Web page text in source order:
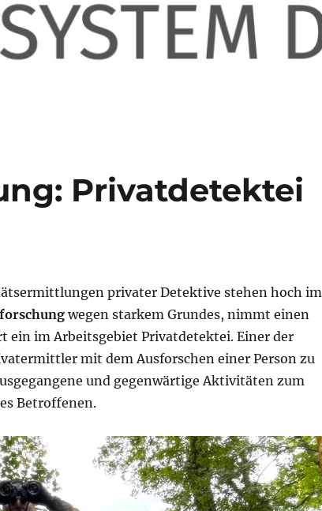
Privatdetektei
privater Detektive stehen hoch im
wegen starkem Grundes, nimmt einen
ein im Arbeitsgebiet Privatdetektei. Einer der
mit dem Ausforschen einer Person zu
und gegenwärtige Aktivitäten zum
Betroffenen.